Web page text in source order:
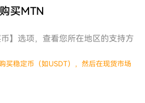
买MTN
】选项，查看您所在地区的支持方
买稳定币（如USDT），然后在现货市场